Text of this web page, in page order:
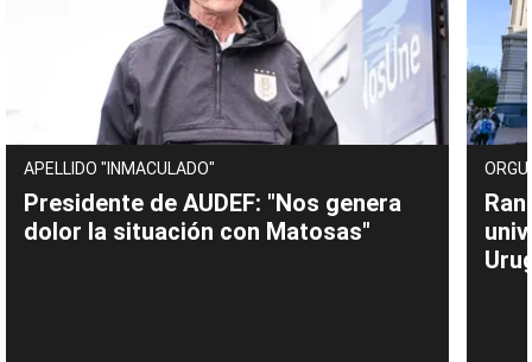
APELLIDO "INMACULADO"
Presidente de AUDEF: "Nos genera
dolor la situación con Matosas"